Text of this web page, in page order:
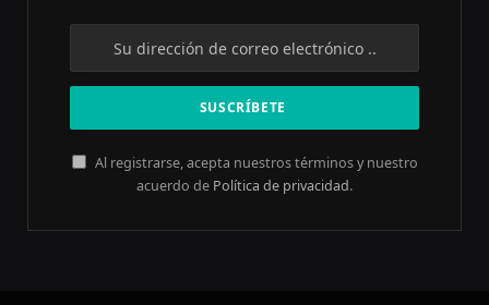
Al registrarse, acepta nuestros términos y nuestro
acuerdo de Política de privacidad.